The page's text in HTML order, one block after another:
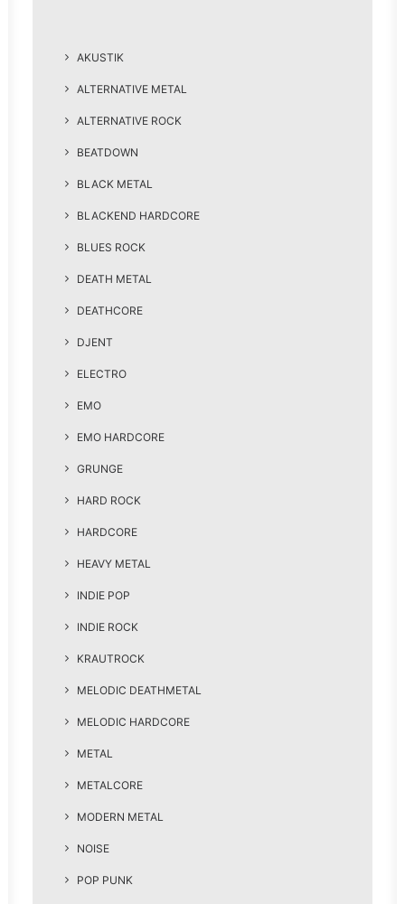
AKUSTIK
ALTERNATIVE METAL
ALTERNATIVE ROCK
BEATDOWN
BLACK METAL
BLACKEND HARDCORE
BLUES ROCK
DEATH METAL
DEATHCORE
DJENT
ELECTRO
EMO
EMO HARDCORE
GRUNGE
HARD ROCK
HARDCORE
HEAVY METAL
INDIE POP
INDIE ROCK
KRAUTROCK
MELODIC DEATHMETAL
MELODIC HARDCORE
METAL
METALCORE
MODERN METAL
NOISE
POP PUNK